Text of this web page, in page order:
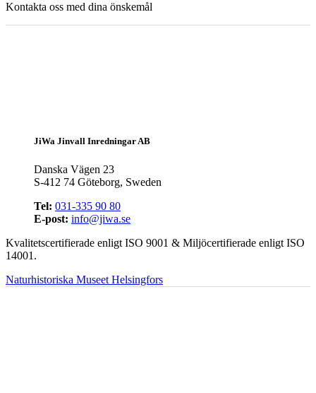
Kontakta oss med dina önskemål
JiWa Jinvall Inredningar AB
Danska Vägen 23
S-412 74 Göteborg, Sweden
Tel: 031-335 90 80
E-post: info@jiwa.se
Kvalitetscertifierade enligt ISO 9001 & Miljöcertifierade enligt ISO
14001.
Naturhistoriska Museet Helsingfors